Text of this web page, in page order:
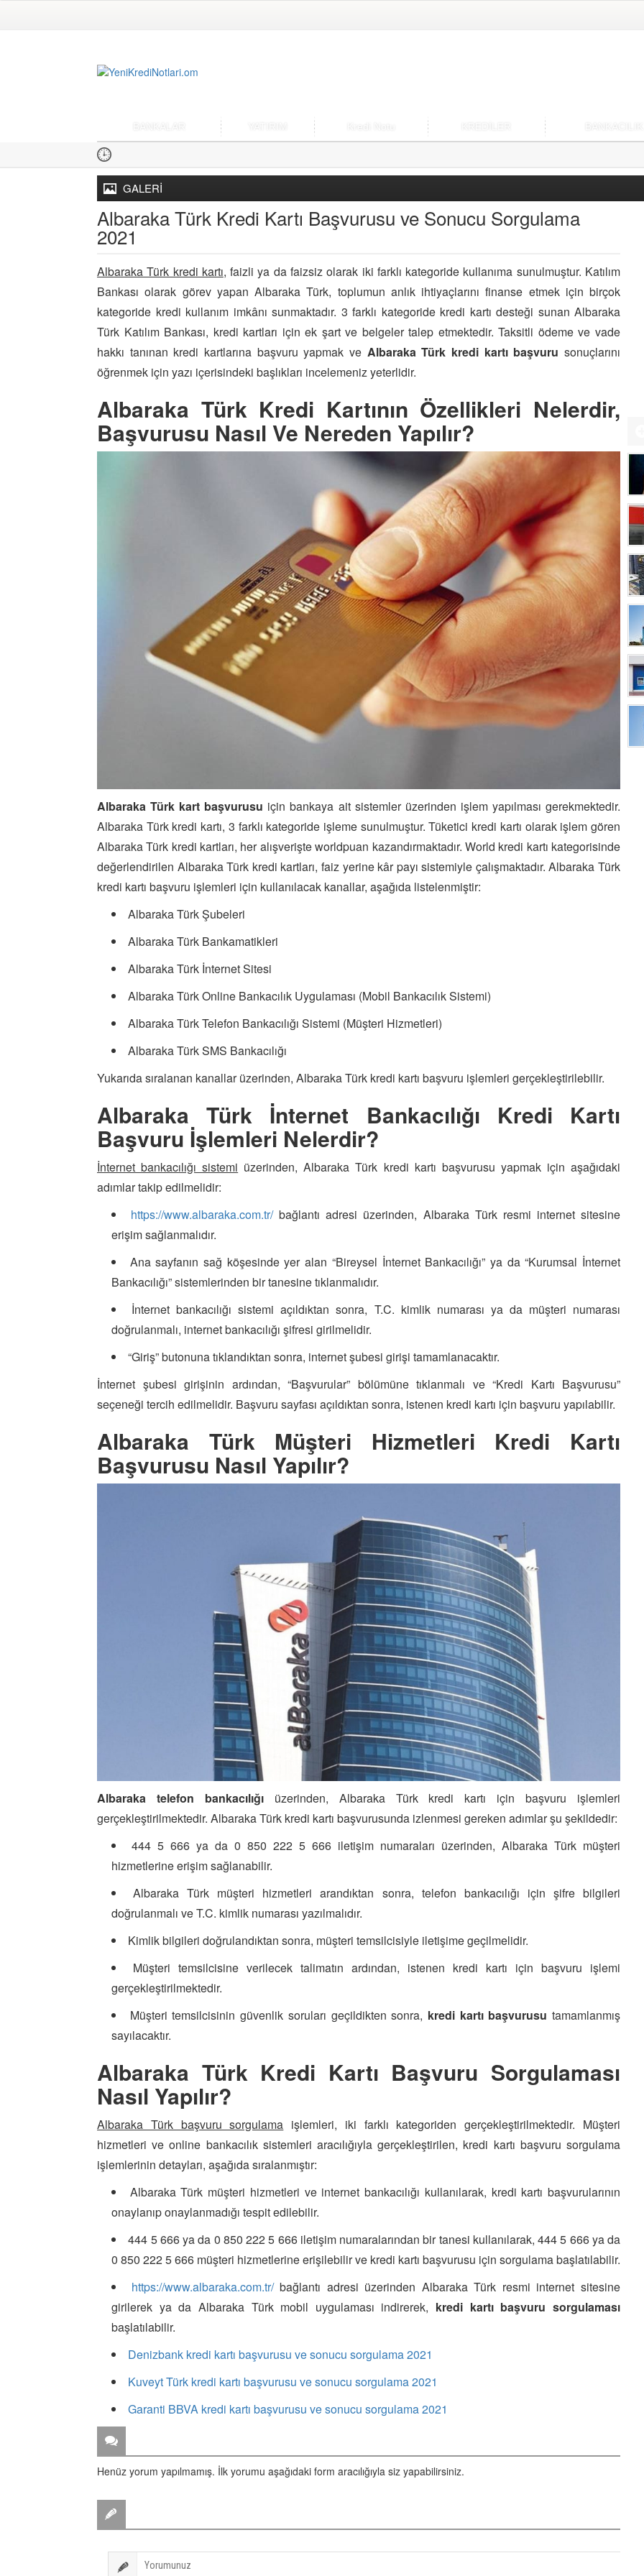
GALERİ
Albaraka Türk Kredi Kartı Başvurusu ve Sonucu Sorgulama
2021
Albaraka Türk kredi kartı, faizli ya da faizsiz olarak iki farklı kategoride kullanıma sunulmuştur. Katılım
Bankası olarak görev yapan Albaraka Türk, toplumun anlık ihtiyaçlarını finanse etmek için birçok
kategoride kredi kullanım imkânı sunmaktadır. 3 farklı kategoride kredi kartı desteği sunan Albaraka
Türk Katılım Bankası, kredi kartları için ek şart ve belgeler talep etmektedir. Taksitli ödeme ve vade
hakkı tanınan kredi kartlarına başvuru yapmak ve Albaraka Türk kredi kartı başvuru sonuçlarını
öğrenmek için yazı içerisindeki başlıkları incelemeniz yeterlidir.
Albaraka Türk Kredi Kartının Özellikleri Nelerdir,
Başvurusu Nasıl Ve Nereden Yapılır?
Albaraka Türk kart başvurusu için bankaya ait sistemler üzerinden işlem yapılması gerekmektedir.
Albaraka Türk kredi kartı, 3 farklı kategoride işleme sunulmuştur. Tüketici kredi kartı olarak işlem gören
Albaraka Türk kredi kartları, her alışverişte worldpuan kazandırmaktadır. World kredi kartı kategorisinde
değerlendirilen Albaraka Türk kredi kartları, faiz yerine kâr payı sistemiyle çalışmaktadır. Albaraka Türk
kredi kartı başvuru işlemleri için kullanılacak kanallar, aşağıda listelenmiştir:
Albaraka Türk Şubeleri
Albaraka Türk Bankamatikleri
Albaraka Türk İnternet Sitesi
Albaraka Türk Online Bankacılık Uygulaması (Mobil Bankacılık Sistemi)
Albaraka Türk Telefon Bankacılığı Sistemi (Müşteri Hizmetleri)
Albaraka Türk SMS Bankacılığı
Yukarıda sıralanan kanallar üzerinden, Albaraka Türk kredi kartı başvuru işlemleri gerçekleştirilebilir.
Albaraka Türk İnternet Bankacılığı Kredi Kartı
Başvuru İşlemleri Nelerdir?
İnternet bankacılığı sistemi üzerinden, Albaraka Türk kredi kartı başvurusu yapmak için aşağıdaki
adımlar takip edilmelidir:
https://www.albaraka.com.tr/bağlantı adresi üzerinden, Albaraka Türk resmi internet sitesine
erişim sağlanmalıdır.
Ana sayfanın sağ köşesinde yer alan “Bireysel İnternet Bankacılığı” ya da “Kurumsal İnternet
Bankacılığı” sistemlerinden bir tanesine tıklanmalıdır.
İnternet bankacılığı sistemi açıldıktan sonra, T.C. kimlik numarası ya da müşteri numarası
doğrulanmalı, internet bankacılığı şifresi girilmelidir.
“Giriş” butonuna tıklandıktan sonra, internet şubesi girişi tamamlanacaktır.
İnternet şubesi girişinin ardından, “Başvurular” bölümüne tıklanmalı ve “Kredi Kartı Başvurusu”
seçeneği tercih edilmelidir. Başvuru sayfası açıldıktan sonra, istenen kredi kartı için başvuru yapılabilir.
Albaraka Türk Müşteri Hizmetleri Kredi Kartı
Başvurusu Nasıl Yapılır?
Albaraka telefon bankacılığıüzerinden, Albaraka Türk kredi kartı için başvuru işlemleri
gerçekleştirilmektedir. Albaraka Türk kredi kartı başvurusunda izlenmesi gereken adımlar şu şekildedir:
444 5 666 ya da 0 850 222 5 666 iletişim numaraları üzerinden, Albaraka Türk müşteri
hizmetlerine erişim sağlanabilir.
Albaraka Türk müşteri hizmetleri arandıktan sonra, telefon bankacılığı için şifre bilgileri
doğrulanmalı ve T.C. kimlik numarası yazılmalıdır.
Kimlik bilgileri doğrulandıktan sonra, müşteri temsilcisiyle iletişime geçilmelidir.
Müşteri temsilcisine verilecek talimatın ardından, istenen kredi kartı için başvuru işlemi
gerçekleştirilmektedir.
Müşteri temsilcisinin güvenlik soruları geçildikten sonra, kredi kartı başvurusu tamamlanmış
sayılacaktır.
Albaraka Türk Kredi Kartı Başvuru Sorgulaması
Nasıl Yapılır?
Albaraka Türk başvuru sorgulama işlemleri, iki farklı kategoriden gerçekleştirilmektedir. Müşteri
hizmetleri ve online bankacılık sistemleri aracılığıyla gerçekleştirilen, kredi kartı başvuru sorgulama
işlemlerinin detayları, aşağıda sıralanmıştır:
Albaraka Türk müşteri hizmetleri ve internet bankacılığı kullanılarak, kredi kartı başvurularının
onaylanıp onaylanmadığı tespit edilebilir.
444 5 666 ya da 0 850 222 5 666 iletişim numaralarından bir tanesi kullanılarak, 444 5 666 ya da
0 850 222 5 666 müşteri hizmetlerine erişilebilir ve kredi kartı başvurusu için sorgulama başlatılabilir.
https://www.albaraka.com.tr/bağlantı adresi üzerinden Albaraka Türk resmi internet sitesine
girilerek ya da Albaraka Türk mobil uygulaması indirerek, kredi kartı başvuru sorgulaması
başlatılabilir.
Denizbank kredi kartı başvurusu ve sonucu sorgulama 2021
Kuveyt Türk kredi kartı başvurusu ve sonucu sorgulama 2021
Garanti BBVA kredi kartı başvurusu ve sonucu sorgulama 2021
Henüz yorum yapılmamış. İlk yorumu aşağıdaki form aracılığıyla siz yapabilirsiniz.